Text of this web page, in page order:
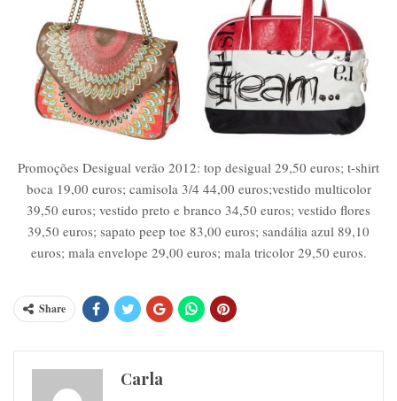
Promoções Desigual verão 2012: top desigual 29,50 euros; t-shirt
boca 19,00 euros; camisola 3/4 44,00 euros;vestido multicolor
39,50 euros; vestido preto e branco 34,50 euros; vestido flores
39,50 euros; sapato peep toe 83,00 euros; sandália azul 89,10
euros; mala envelope 29,00 euros; mala tricolor 29,50 euros.
Share
Carla